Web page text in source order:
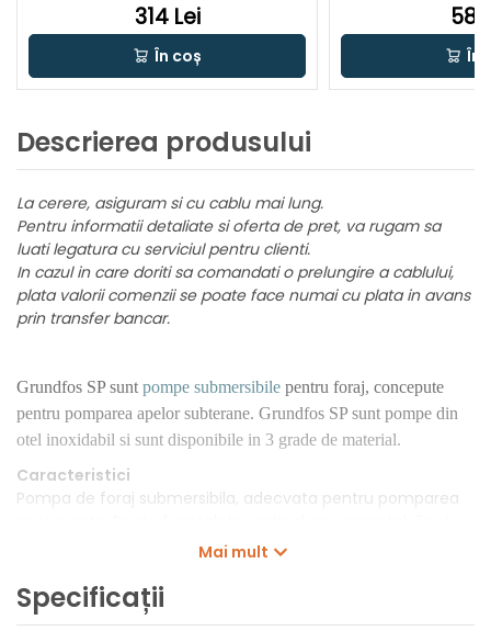
314 Lei
În coș
58
În
Descrierea produsului
La cerere, asiguram si cu cablu mai lung.
Pentru informatii detaliate si oferta de pret, va rugam sa
luati legatura cu serviciul pentru clienti.
In cazul in care doriti sa comandati o prelungire a cablului,
plata valorii comenzii se poate face numai cu plata in avans
prin transfer bancar.
Grundfos SP sunt pompe submersibile pentru foraj, concepute
pentru pomparea apelor subterane. Grundfos SP sunt pompe din
otel inoxidabil si sunt disponibile in 3 grade de material.
Caracteristici
Pompa de foraj submersibila, adecvata pentru pomparea
componentele din otel sunt confectionate din otel
ridicata la coroziune. Aceasta pompa este omologata
pentru apa potabila. Pompa este echipata cu un motor 22
Mai mult
Specificații